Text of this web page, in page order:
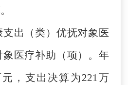
支出（类）优抚对象医
医疗补助（项）。年
，支出决算为221万